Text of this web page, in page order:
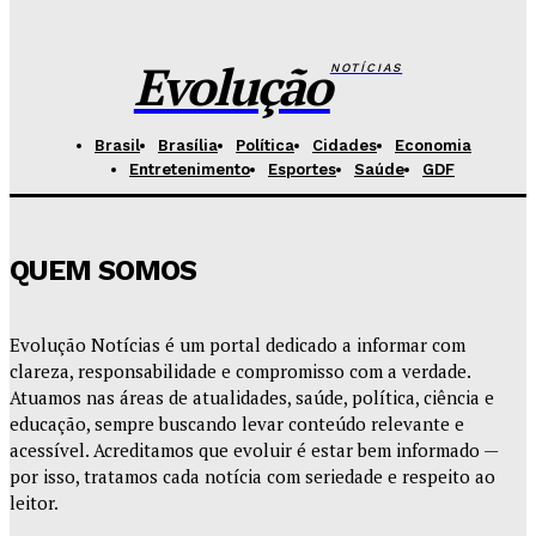
EvoluçãoNOTÍCIAS
Brasil Brasília Política Cidades
Economia
Entretenimento
Esportes Saúde GDF
QUEM SOMOS
Evolução Notícias é um portal dedicado a informar com
clareza, responsabilidade e compromisso com a verdade.
Atuamos nas áreas de atualidades, saúde, política, ciência e
educação, sempre buscando levar conteúdo relevante e
acessível. Acreditamos que evoluir é estar bem informado —
por isso, tratamos cada notícia com seriedade e respeito ao
leitor.